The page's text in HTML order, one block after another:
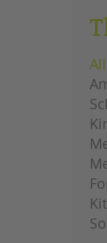
Suchen